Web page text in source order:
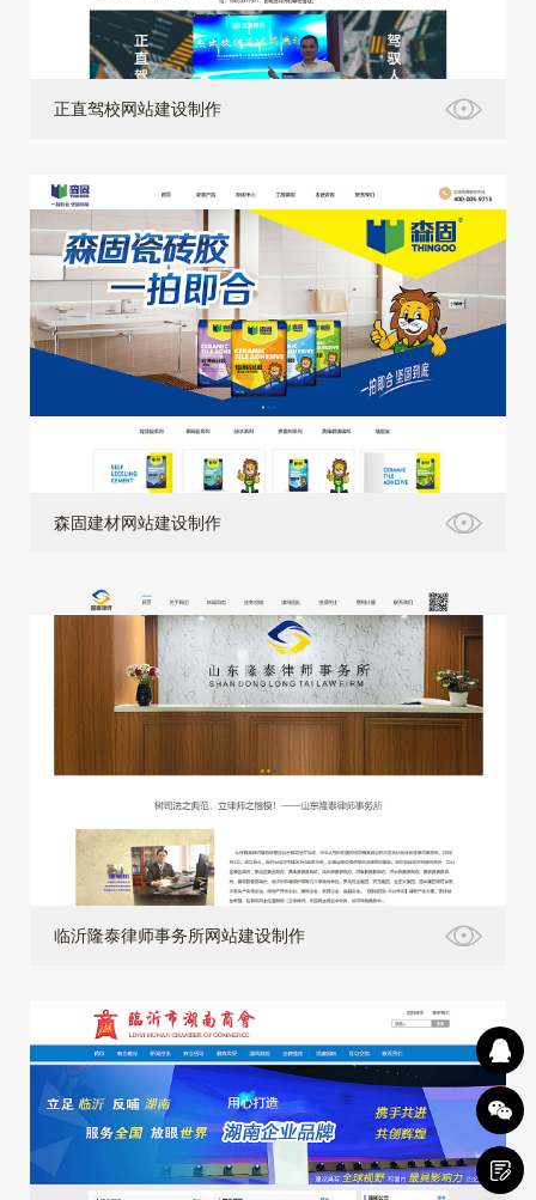
正直驾校网站建设制作
森固建材网站建设制作
临沂隆泰律师事务所网站建设制作